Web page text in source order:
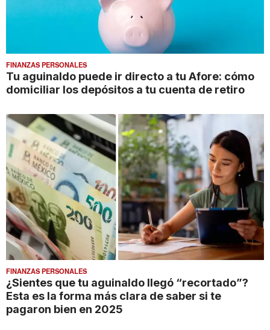
FINANZAS PERSONALES
Tu aguinaldo puede ir directo a tu Afore: cómo
domiciliar los depósitos a tu cuenta de retiro
FINANZAS PERSONALES
¿Sientes que tu aguinaldo llegó “recortado”?
Esta es la forma más clara de saber si te
pagaron bien en 2025